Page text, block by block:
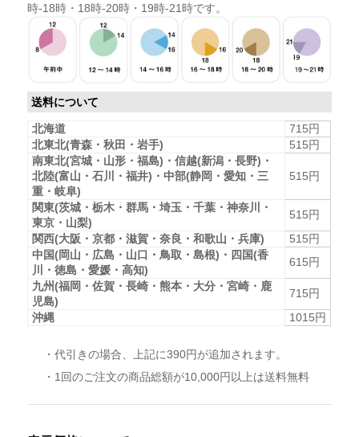
時-18時・18時-20時・19時-21時です。
送料について
北海道
715円
北東北(青森・秋田・岩手)
515円
南東北(宮城・山形・福島)・信越(新潟・長野)・
北陸(富山・石川・福井)・中部(静岡・愛知・三
重・岐阜)
515円
関東(茨城・栃木・群馬・埼玉・千葉・神奈川・
東京・山梨)
515円
関西(大阪・京都・滋賀・奈良・和歌山・兵庫)
515円
中国(岡山・広島・山口・鳥取・島根)・四国(香
川・徳島・愛媛・高知)
615円
九州(福岡・佐賀・長崎・熊本・大分・宮崎・鹿
児島)
715円
沖縄
1015円
・代引きの場合、上記に390円が追加されます。
・1回のご注文の商品総額が10,000円以上は送料無料